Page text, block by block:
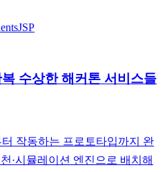
JSP
수상한 해커톤 서비스들
작동하는 프로토타입까지 완
·시뮬레이션 엔진으로 배치해